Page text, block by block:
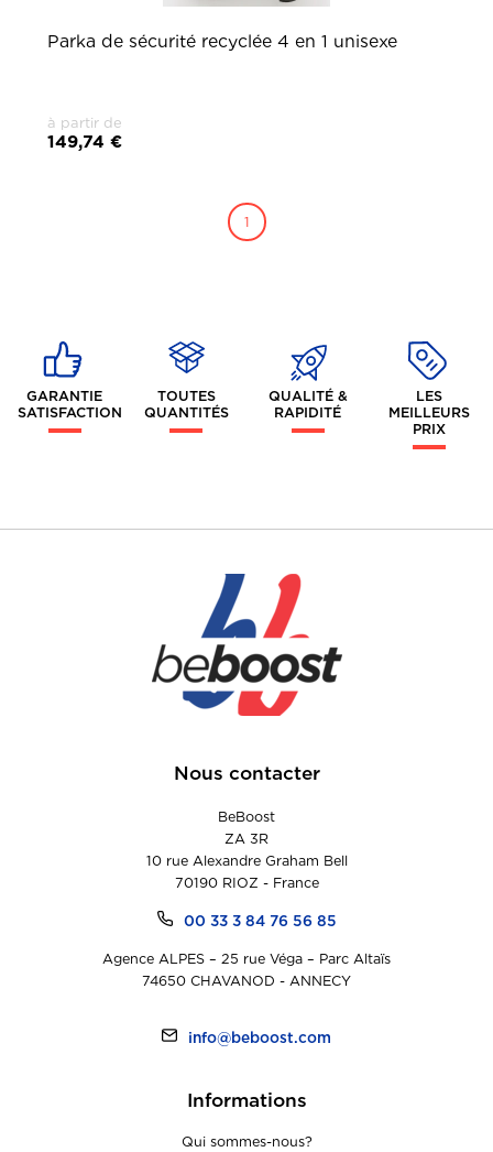
Parka de sécurité recyclée 4 en 1 unisexe
à partir de
149,74 €
1
GARANTIE
SATISFACTION
TOUTES
QUANTITÉS
QUALITÉ &
RAPIDITÉ
LES
MEILLEURS
PRIX
Nous contacter
BeBoost
ZA 3R
10 rue Alexandre Graham Bell
70190 RIOZ - France
00 33 3 84 76 56 85
Agence ALPES – 25 rue Véga – Parc Altaïs
74650 CHAVANOD - ANNECY
info@beboost.com
Informations
Qui sommes-nous?